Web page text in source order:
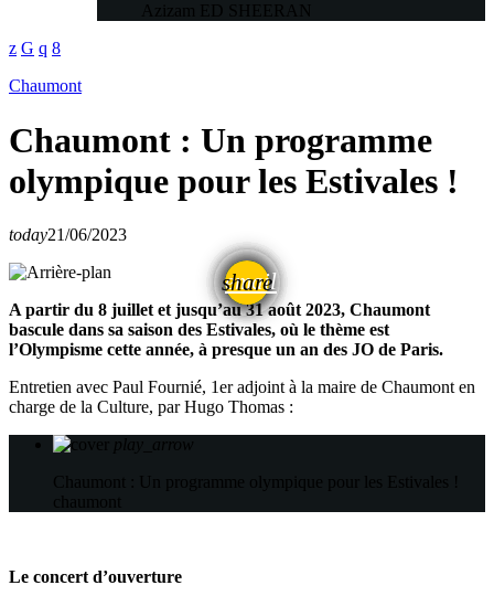
Azizam
ED SHEERAN
Chaumont
Chaumont : Un programme
olympique pour les Estivales !
today21/06/2023
share
email
A partir du 8 juillet et jusqu’au 31 août 2023, Chaumont
bascule dans sa saison des Estivales, où le thème est
l’Olympisme cette année, à presque un an des JO de Paris.
Entretien avec Paul Fournié, 1er adjoint à la maire de Chaumont en
charge de la Culture, par Hugo Thomas :
play_arrow
Chaumont : Un programme olympique pour les Estivales !
chaumont
Le concert d’ouverture